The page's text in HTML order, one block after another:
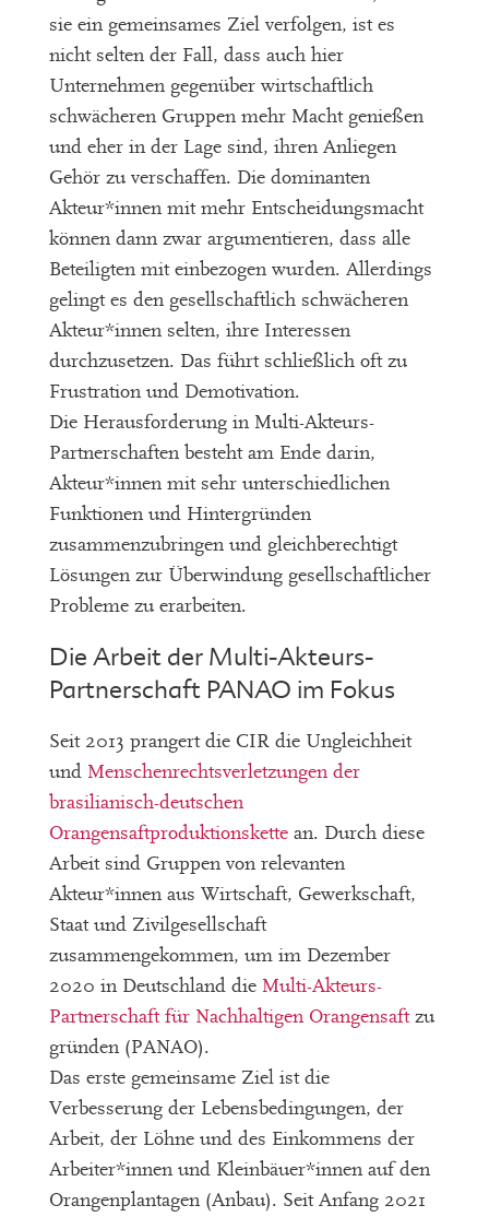
sie ein gemeinsames Ziel verfolgen, ist es
nicht selten der Fall, dass auch hier
Unternehmen gegenüber wirtschaftlich
schwächeren Gruppen mehr Macht genießen
und eher in der Lage sind, ihren Anliegen
Gehör zu verschaffen. Die dominanten
Akteur*innen mit mehr Entscheidungsmacht
können dann zwar argumentieren, dass alle
Beteiligten mit einbezogen wurden. Allerdings
gelingt es den gesellschaftlich schwächeren
Akteur*innen selten, ihre Interessen
durchzusetzen. Das führt schließlich oft zu
Frustration und Demotivation.
Die Herausforderung in Multi-Akteurs-
Partnerschaften besteht am Ende darin,
Akteur*innen mit sehr unterschiedlichen
Funktionen und Hintergründen
zusammenzubringen und gleichberechtigt
Lösungen zur Überwindung gesellschaftlicher
Probleme zu erarbeiten.
Die Arbeit der Multi-Akteurs-
Partnerschaft PANAO im Fokus
Seit 2013 prangert die CIR die Ungleichheit
und Menschenrechtsverletzungen der
brasilianisch-deutschen
Orangensaftproduktionskette an. Durch diese
Arbeit sind Gruppen von relevanten
Akteur*innen aus Wirtschaft, Gewerkschaft,
Staat und Zivilgesellschaft
zusammengekommen, um im Dezember
2020 in Deutschland die Multi-Akteurs-
Partnerschaft für Nachhaltigen Orangensaftzu
gründen (PANAO).
Das erste gemeinsame Ziel ist die
Verbesserung der Lebensbedingungen, der
Arbeit, der Löhne und des Einkommens der
Arbeiter*innen und Kleinbäuer*innen auf den
Orangenplantagen (Anbau). Seit Anfang 2021